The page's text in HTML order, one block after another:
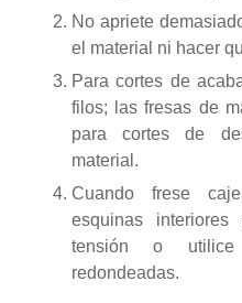
No apriete
el material ni hacer
Para cortes de
filos; las fresas de
para cortes de
material.
Cuando frese
esquinas
tensión o
redondeadas.